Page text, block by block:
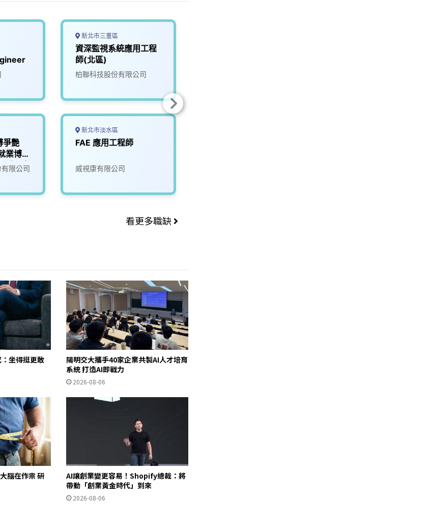
爭艷
業博覽
程師(應
限公司
新北市三重區
資深監視系統應用工程
師(北區)
柏聯科技股份有限公司
新北市淡水區
FAE 應用工程師
威視康有限公司
看更多職缺
坐得挺更敢
陽明交大攜手40家企業共製AI人才培育
系統 打造AI即戰力
2026-08-06
腦在作祟 研
AI讓創業變更容易！Shopify總裁：將
帶動「創業黃金時代」到來
2026-08-06